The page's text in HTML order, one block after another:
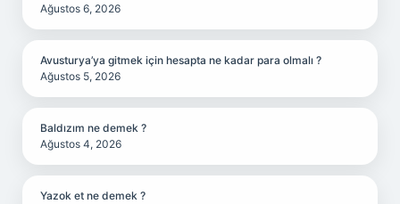
Ağustos 6, 2026
Avusturya’ya gitmek için hesapta ne kadar para olmalı ?
Ağustos 5, 2026
Baldızım ne demek ?
Ağustos 4, 2026
Yazok et ne demek ?